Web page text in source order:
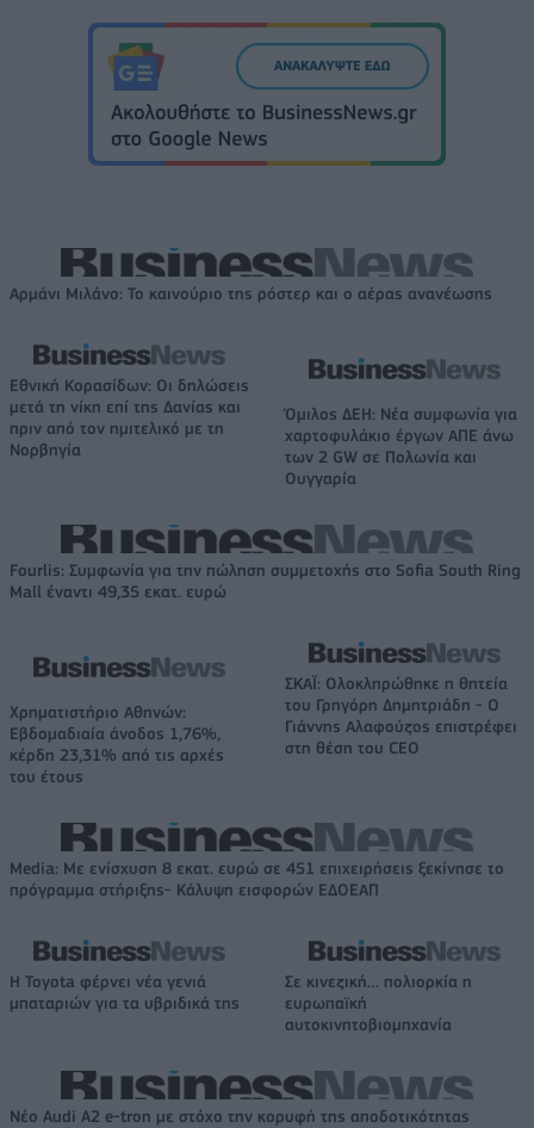
Αρμάνι Μιλάνο: Το καινούριο της ρόστερ και ο αέρας ανανέωσης
Εθνική Κορασίδων: Οι δηλώσεις
μετά τη νίκη επί της Δανίας και
πριν από τον ημιτελικό με τη
Νορβηγία
Όμιλος ΔΕΗ: Νέα συμφωνία για
χαρτοφυλάκιο έργων ΑΠΕ άνω
των 2 GW σε Πολωνία και
Ουγγαρία
Fourlis: Συμφωνία για την πώληση συμμετοχής στο Sofia South Ring
Mall έναντι 49,35 εκατ. ευρώ
Χρηματιστήριο Αθηνών:
Εβδομαδιαία άνοδος 1,76%,
κέρδη 23,31% από τις αρχές
του έτους
ΣΚΑΪ: Ολοκληρώθηκε η θητεία
του Γρηγόρη Δημητριάδη - Ο
Γιάννης Αλαφούζος επιστρέφει
στη θέση του CEO
Media: Με ενίσχυση 8 εκατ. ευρώ σε 451 επιχειρήσεις ξεκίνησε το
πρόγραμμα στήριξης- Κάλυψη εισφορών ΕΔΟΕΑΠ
Η Toyota φέρνει νέα γενιά
μπαταριών για τα υβριδικά της
Σε κινεζική… πολιορκία η
ευρωπαϊκή
αυτοκινητοβιομηχανία
Νέο Audi A2 e-tron με στόχο την κορυφή της αποδοτικότητας